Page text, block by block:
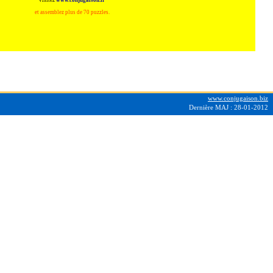
et assemblez plus de 70 puzzles.
www.conjugaison.biz
Dernière MAJ : 28-01-2012